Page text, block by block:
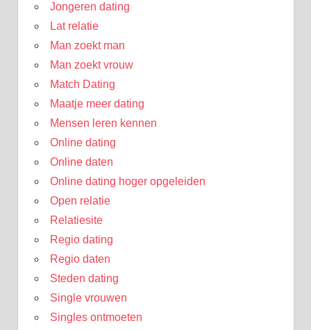
Jongeren dating
Lat relatie
Man zoekt man
Man zoekt vrouw
Match Dating
Maatje meer dating
Mensen leren kennen
Online dating
Online daten
Online dating hoger opgeleiden
Open relatie
Relatiesite
Regio dating
Regio daten
Steden dating
Single vrouwen
Singles ontmoeten